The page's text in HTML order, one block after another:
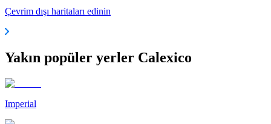
Çevrim dışı haritaları edinin
Yakın popüler yerler Calexico
Imperial